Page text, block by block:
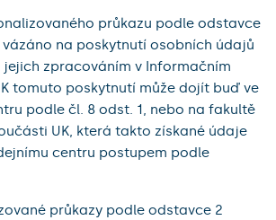
průkazu podle odstavce
na poskytnutí osobních údajů
jejich zpracováním v Informačním
K tomuto poskytnutí může dojít buď ve
podle čl. 8 odst. 1, nebo na fakultě
UK, která takto získané údaje
centru postupem podle
průkazy podle odstavce 2